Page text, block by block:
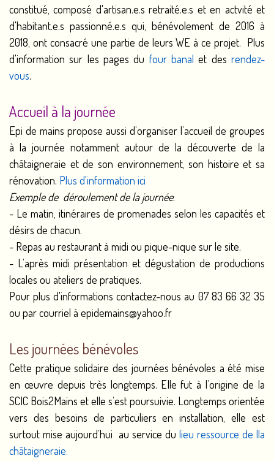
constitué, composé d'artisan.e.s retraité.e.s et en actvité et
d'habitant.e.s passionné.e.s qui, bénévolement de 2016 à
2018, ont consacré une partie de leurs WE à ce projet. Plus
d'information sur les pages du four banal et desrendez-
vous.
Accueil à la journée
Epi de mains propose aussi d’organiser l’accueil de groupes
à la journée notamment autour de la découverte de la
châtaigneraie et de son environnement, son histoire et sa
rénovation. Plus d'information ici
Exemple de déroulement de la journée:
- Le matin, itinéraires de promenades selon les capacités et
désirs de chacun.
- Repas au restaurant à midi ou pique-nique sur le site.
- L’après midi présentation et dégustation de productions
locales ou ateliers de pratiques.
Pour plus d'informations contactez-nous au 07 83 66 32 35
ou par courriel à epidemains@yahoo.fr
Les journées bénévoles
Cette pratique solidaire des journées bénévoles a été mise
en œuvre depuis très longtemps. Elle fut à l’origine de la
SCIC Bois2Mains et elle s’est poursuivie. Longtemps orientée
vers des besoins de particuliers en installation, elle est
surtout mise aujourd’hui au service du lieu ressource de lla
châtaigneraie.